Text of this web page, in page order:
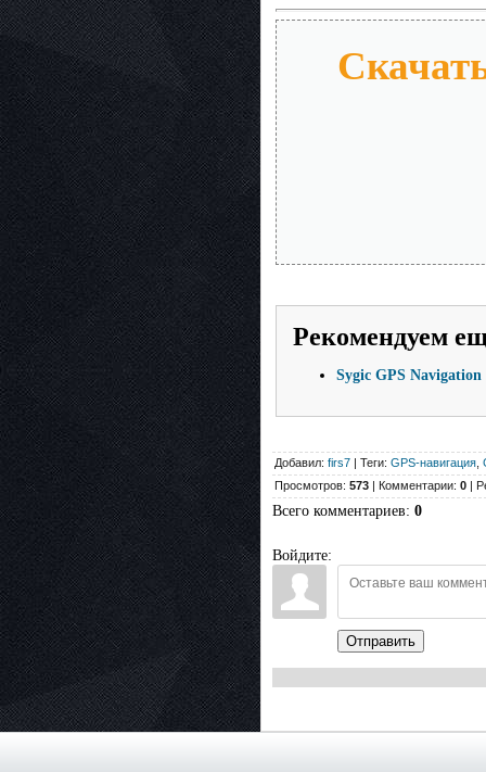
Рекомендуем
Sygic GPS
Добавил: firs7 | Теги: GPS-навигация
Просмотров: 573 | Комментарии: 0 |
Всего комментариев: 0
Войдите:
Отправить